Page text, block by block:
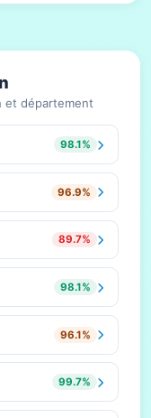
et département
98.1%
96.9%
89.7%
98.1%
96.1%
99.7%